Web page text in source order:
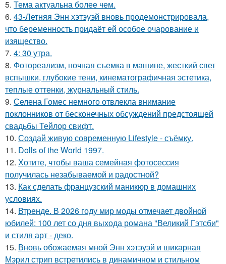
5. Тема актуальна более чем.
6. 43-Летняя Энн хэтэуэй вновь продемонстрировала,
что беременность придаёт ей особое очарование и
изящество.
7. 4: 30 утра.
8. Фотореализм, ночная съемка в машине, жесткий свет
вспышки, глубокие тени, кинематографичная эстетика,
теплые оттенки, журнальный стиль.
9. Селена Гомес немного отвлекла внимание
поклонников от бесконечных обсуждений предстоящей
свадьбы Тейлор свифт.
10. Создай живую современную Lifestyle - съёмку.
11. Dolls of the World 1997.
12. Хотите, чтобы ваша семейная фотосессия
получилась незабываемой и радостной?
13. Как сделать французский маникюр в домашних
условиях.
14. Втренде. В 2026 году мир моды отмечает двойной
юбилей: 100 лет со дня выхода романа "Великий Гэтсби"
и стиля арт - деко.
15. Вновь обожаемая мной Энн хэтэуэй и шикарная
Мэрил стрип встретились в динамичном и стильном